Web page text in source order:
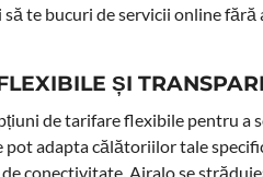
să te bucuri de servicii online
ȘI
de tarifare flexibile pentru a
pot adapta călătoriilor tale
conectivitate. Airalo se